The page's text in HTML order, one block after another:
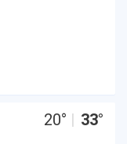
20° | 33°